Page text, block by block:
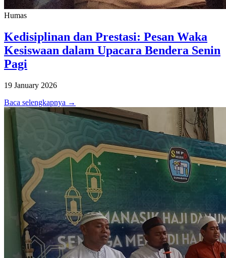
Humas
Kedisiplinan dan Prestasi: Pesan Waka
Kesiswaan dalam Upacara Bendera Senin
Pagi
19 January 2026
Baca selengkapnya →